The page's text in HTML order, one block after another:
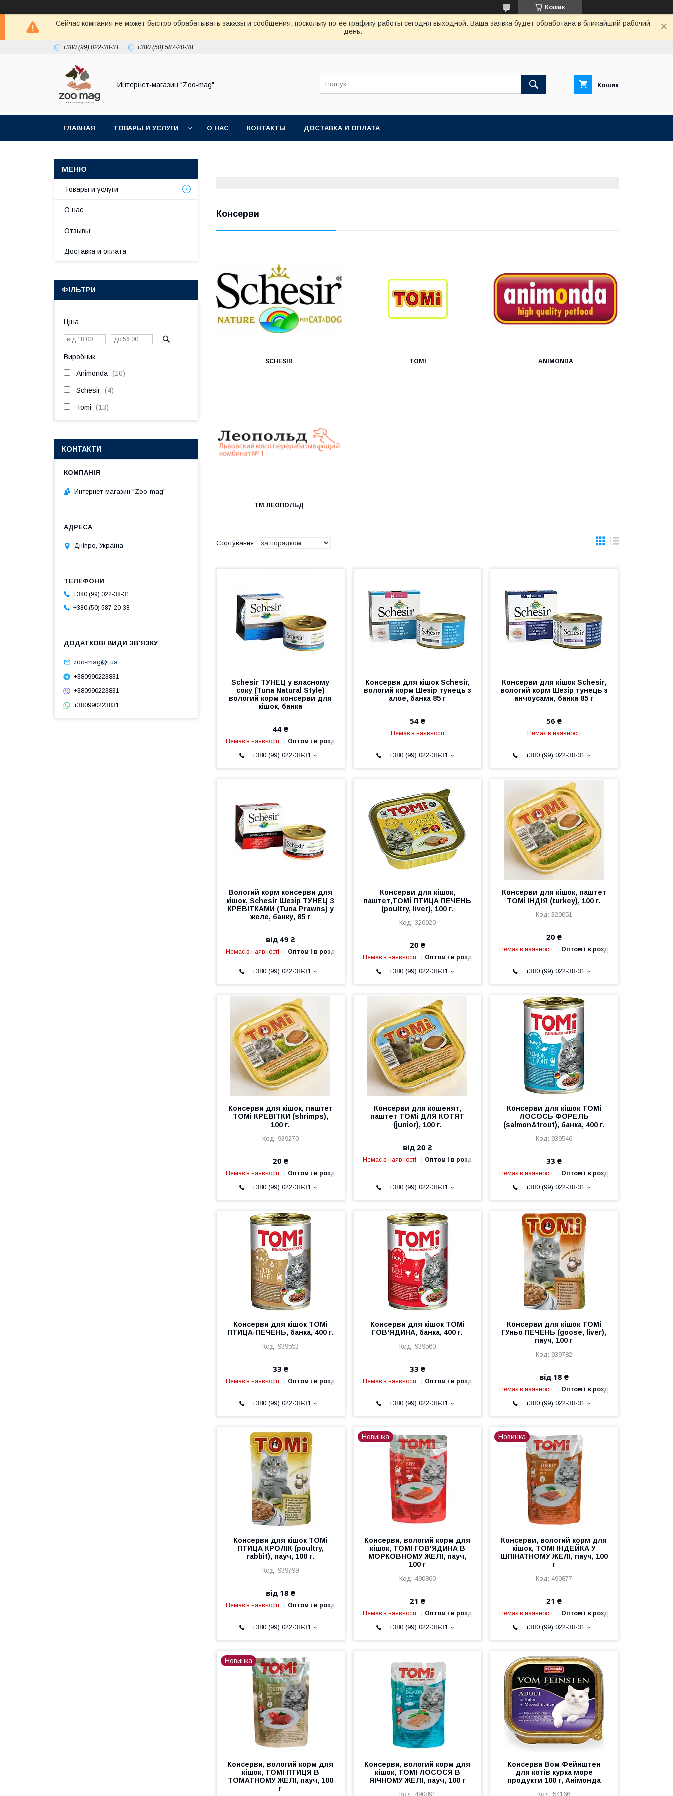
Кошик
Сейчас компания не может быстро обрабатывать заказы и сообщения, поскольку по ее графику работы сегодня выходной. Ваша заявка будет обработана в ближайший рабочий
день.
+380 (99) 022-38-31 +380 (50) 587-20-38
Интернет-магазин "Zoo-mag" Кошик
ГЛАВНАЯ ТОВАРЫ И УСЛУГИ О НАС КОНТАКТЫ ДОСТАВКА И ОПЛАТА
Консерви
SCHESIR TOMI ANIMONDA
ТМ ЛЕОПОЛЬД
Schesir ТУНЕЦ у власному
соку (Tuna Natural Style)
вологий корм консерви для
кішок, банка
44 ₴
Немає в наявності Оптом і в роздріб
+380 (99) 022-38-31
Консерви для кішок Schesir,
вологий корм Шезір тунець з
алое, банка 85 г
54 ₴
Немає в наявності
+380 (99) 022-38-31
Консерви для кішок Schesir,
вологий корм Шезір тунець з
анчоусами, банка 85 г
56 ₴
Немає в наявності
+380 (99) 022-38-31
Вологий корм консерви для
кішок, Schesir Шезір ТУНЕЦ З
КРЕВІТКАМИ (Tuna Prawns) у
желе, банку, 85 г
від 49 ₴
Немає в наявності Оптом і в роздріб
+380 (99) 022-38-31
Консерви для кішок,
паштет,TOMi ПТИЦА ПЕЧЕНЬ
(poultry, liver), 100 г.
320020
20 ₴
Немає в наявності Оптом і в роздріб
+380 (99) 022-38-31
Консерви для кішок, паштет
TOMi ІНДІЯ (turkey), 100 г.
320051
20 ₴
Немає в наявності Оптом і в роздріб
+380 (99) 022-38-31
Консерви для кішок, паштет
TOMi КРЕВІТКИ (shrimps),
100 г.
939270
20 ₴
Немає в наявності Оптом і в роздріб
+380 (99) 022-38-31
Консерви для кошенят,
паштет TOMi ДЛЯ КОТЯТ
(junior), 100 г.
від 20 ₴
Немає в наявності Оптом і в роздріб
+380 (99) 022-38-31
Консерви для кішок TOMi
ЛОСОСЬ ФОРЕЛЬ
(salmon&trout), банка, 400 г.
939546
33 ₴
Немає в наявності Оптом і в роздріб
+380 (99) 022-38-31
Консерви для кішок TOMi
ПТИЦА-ПЕЧЕНЬ, банка, 400 г.
939553
33 ₴
Немає в наявності Оптом і в роздріб
+380 (99) 022-38-31
Консерви для кішок TOMi
ГОВ'ЯДИНА, банка, 400 г.
939560
33 ₴
Немає в наявності Оптом і в роздріб
+380 (99) 022-38-31
Консерви для кішок TOMi
ГУньо ПЕЧЕНЬ (goose, liver),
пауч, 100 г
939782
від 18 ₴
Немає в наявності Оптом і в роздріб
+380 (99) 022-38-31
Консерви для кішок TOMi
ПТИЦА КРОЛІК (poultry,
rabbit), пауч, 100 г.
939799
від 18 ₴
Немає в наявності Оптом і в роздріб
+380 (99) 022-38-31
Новинка
Консерви, вологий корм для
кішок, ТОМІ ГОВ'ЯДИНА В
МОРКОВНОМУ ЖЕЛІ, пауч,
100 г
490860
21 ₴
Немає в наявності Оптом і в роздріб
+380 (99) 022-38-31
Новинка
Консерви, вологий корм для
кішок, ТОМІ ІНДЕЙКА У
ШПІНАТНОМУ ЖЕЛІ, пауч, 100
г
490877
21 ₴
Немає в наявності Оптом і в роздріб
+380 (99) 022-38-31
Новинка
Консерви, вологий корм для
кішок, ТОМІ ПТИЦЯ В
ТОМАТНОМУ ЖЕЛІ, пауч, 100
г
Консерви, вологий корм для
кішок, ТОМІ ЛОСОСЯ В
ЯІЧНОМУ ЖЕЛІ, пауч, 100 г
490891
Консерва Вом Фейнштен
для котів курка море
продукти 100 г, Анімонда
54166
Товары и услуги
О нас
Отзывы
Доставка и оплата
ФІЛЬТРИ
Ціна
Виробник
Animonda 10
Schesir 4
Tomi 13
КОНТАКТИ
Интернет-магазин "Zoo-mag"
Дніпро, Україна
+380 (99) 022-38-31
+380 (50) 587-20-38
zoo-mag@i.ua
+380990223831
+380990223831
+380990223831